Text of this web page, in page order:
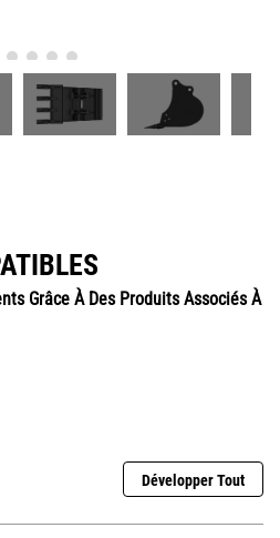
Grâce À Des Produits Associés À
Développer Tout